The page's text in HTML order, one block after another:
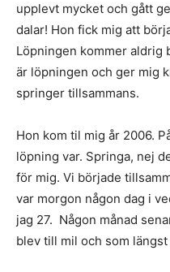
upplevt mycket och gått
dalar! Hon fick mig att
Löpningen kommer aldrig
är löpningen och ger mig
springer tillsammans.
Hon kom til mig år 2006.
löpning var. Springa, nej
för mig. Vi började
var morgon någon dag i
jag 27. Någon månad
blev till mil och som